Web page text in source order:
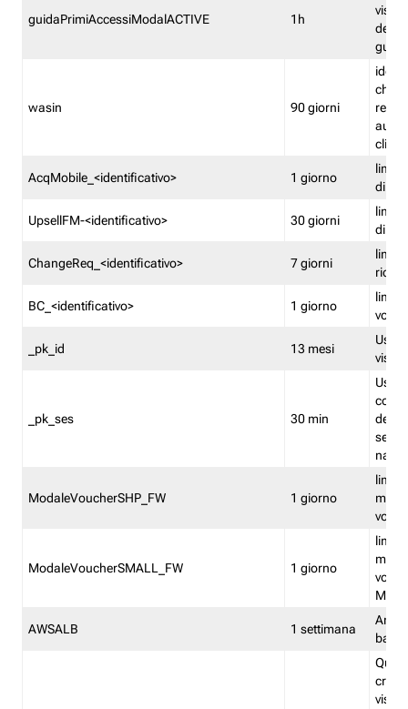
guidaPrimiAccessiModalACTIVE 1h
della
wasin 90 giorni
che
rete
clienti
AcqMobile_<identificativo> 1 giorno
limita
di
UpsellFM-<identificativo> 30 giorni
limita
di
ChangeReq_<identificativo> 7 giorni
limita
BC_<identificativo> 1 giorno
limita
_pk_id 13 mesi
_pk_ses 30 min
ModaleVoucherSHP_FW 1 giorno
ModaleVoucherSMALL_FW 1 giorno
AWSALB 1 settimana